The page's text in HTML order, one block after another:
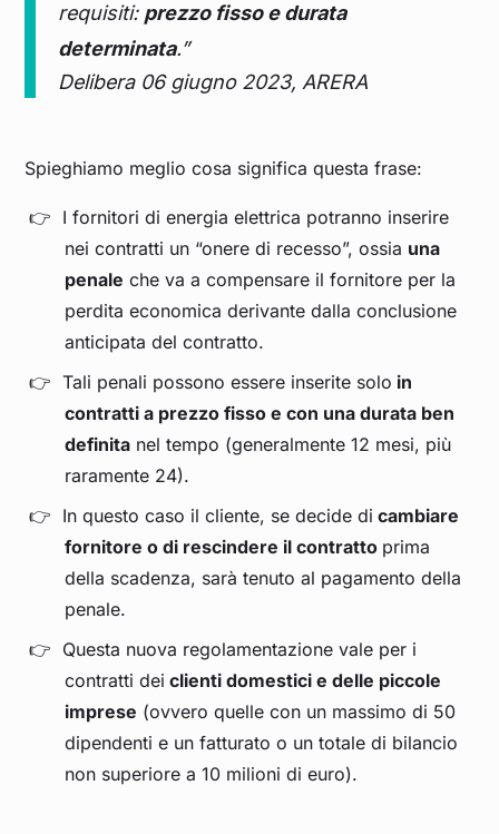
requisiti: prezzo fisso e durata
determinata.”
Delibera 06 giugno 2023, ARERA
Spieghiamo meglio cosa significa questa frase:
I fornitori di energia elettrica potranno inserire
nei contratti un “onere di recesso”, ossia una
penale che va a compensare il fornitore per la
perdita economica derivante dalla conclusione
anticipata del contratto.
Tali penali possono essere inserite solo in
contratti a prezzo fisso e con una durata ben
definita nel tempo (generalmente 12 mesi, più
raramente 24).
In questo caso il cliente, se decide di cambiare
fornitore o di rescindere il contratto prima
della scadenza, sarà tenuto al pagamento della
penale.
Questa nuova regolamentazione vale per i
contratti dei clienti domestici e delle piccole
imprese (ovvero quelle con un massimo di 50
dipendenti e un fatturato o un totale di bilancio
non superiore a 10 milioni di euro).